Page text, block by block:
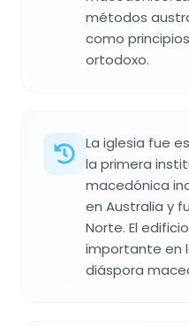
métodos
como
ortodoxo.
La iglesia fue
la primera
macedónica
en Australia y
Norte. El
importante en
diáspora